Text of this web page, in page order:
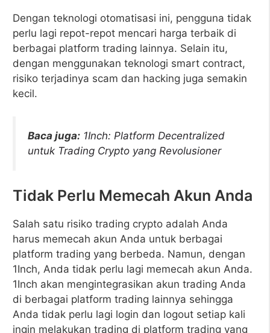
Dengan teknologi otomatisasi ini, pengguna tidak
perlu lagi repot-repot mencari harga terbaik di
berbagai platform trading lainnya. Selain itu,
dengan menggunakan teknologi smart contract,
risiko terjadinya scam dan hacking juga semakin
kecil.
Baca juga: 1Inch: Platform Decentralized
untuk Trading Crypto yang Revolusioner
Tidak Perlu Memecah Akun Anda
Salah satu risiko trading crypto adalah Anda
harus memecah akun Anda untuk berbagai
platform trading yang berbeda. Namun, dengan
1Inch, Anda tidak perlu lagi memecah akun Anda.
1Inch akan mengintegrasikan akun trading Anda
di berbagai platform trading lainnya sehingga
Anda tidak perlu lagi login dan logout setiap kali
ingin melakukan trading di platform trading yang